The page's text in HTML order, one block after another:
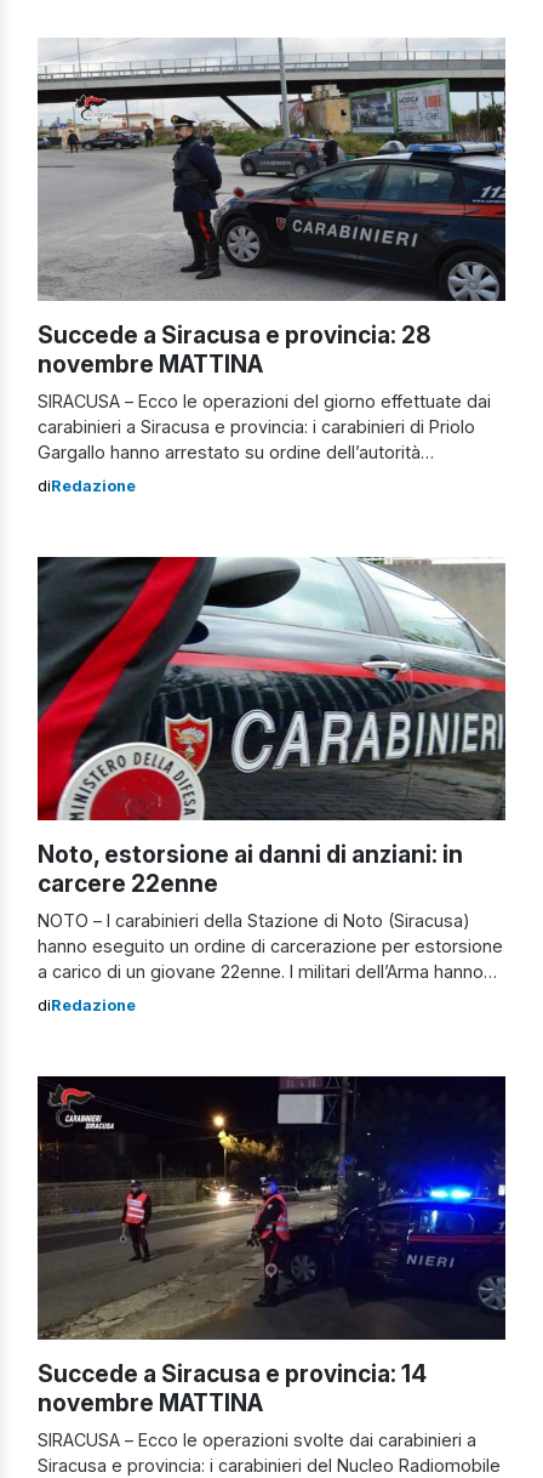
spaccio, un 42enne e un […]
Succede a Siracusa e provincia: 28
novembre MATTINA
SIRACUSA – Ecco le operazioni del giorno effettuate dai
carabinieri a Siracusa e provincia: i carabinieri di Priolo
Gargallo hanno arrestato su ordine dell’autorità
giudiziaria un pregiudicato 42enne siracusano che deve
della Stazione […]
diRedazione
Noto, estorsione ai danni di anziani: in
carcere 22enne
NOTO – I carabinieri della Stazione di Noto (Siracusa)
hanno eseguito un ordine di carcerazione per estorsione
a carico di un giovane 22enne. I militari dell’Arma hanno
rintracciato il giovane e dato esecuzione al
estorsione […]
diRedazione
Succede a Siracusa e provincia: 14
novembre MATTINA
SIRACUSA – Ecco le operazioni svolte dai carabinieri a
Siracusa e provincia: i carabinieri del Nucleo Radiomobile